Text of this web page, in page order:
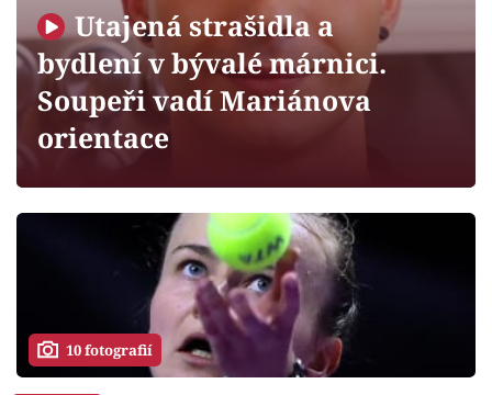
Sledujte prima+
Filmový festival Karlovy Vary
Mámy sobě
Přihlášení
Sledujte nás
Utajená strašidla a
bydlení v bývalé márnici.
Soupeři vadí Mariánova
orientace
10 fotografií